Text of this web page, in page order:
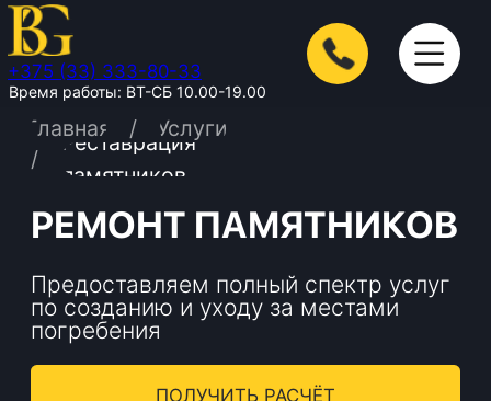
+375 (33) 333-80-33
Время работы: ВТ-СБ 10.00-19.00
ПОЛУЧИТЬ РАСЧЁТ
РЕМОНТ ПАМЯТНИКОВ
по созданию и уходу за местами
погребения
Главная / Услуги
Реставрация
памятников